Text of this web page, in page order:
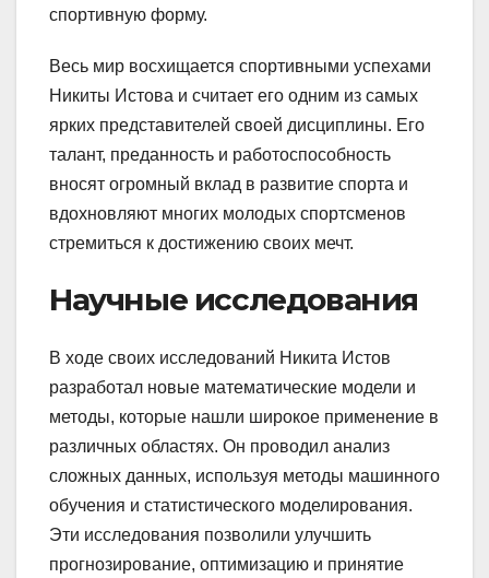
спортивную форму.
Весь мир восхищается спортивными успехами
Никиты Истова и считает его одним из самых
ярких представителей своей дисциплины. Его
талант, преданность и работоспособность
вносят огромный вклад в развитие спорта и
вдохновляют многих молодых спортсменов
стремиться к достижению своих мечт.
Научные исследования
В ходе своих исследований Никита Истов
разработал новые математические модели и
методы, которые нашли широкое применение в
различных областях. Он проводил анализ
сложных данных, используя методы машинного
обучения и статистического моделирования.
Эти исследования позволили улучшить
прогнозирование, оптимизацию и принятие